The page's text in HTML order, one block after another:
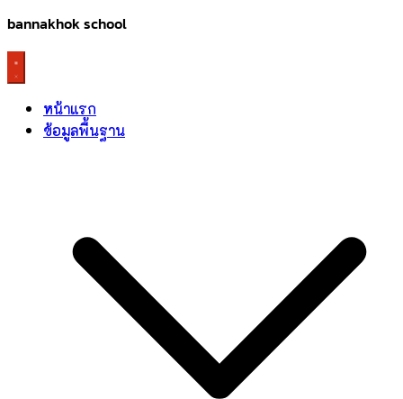
bannakhok school
หน้าแรก
ข้อมูลพื้นฐาน